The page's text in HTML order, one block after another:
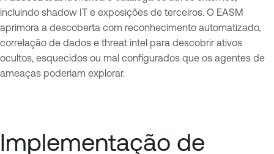
incluindo shadow IT e exposições de terceiros. O EASM
aprimora a descoberta com reconhecimento automatizado,
correlação de dados e threat intel para descobrir ativos
ocultos, esquecidos ou mal configurados que os agentes de
ameaças poderiam explorar.
Implementação de